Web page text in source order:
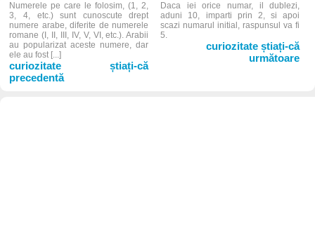
Numerele pe care le folosim, (1, 2,
3, 4, etc.) sunt cunoscute drept
numere arabe, diferite de numerele
romane (I, II, III, IV, V, VI, etc.). Arabii
au popularizat aceste numere, dar
ele au fost [...]
curiozitate știați-că
precedentă
Daca iei orice numar, il dublezi,
aduni 10, imparti prin 2, si apoi
scazi numarul initial, raspunsul va fi
5.
curiozitate știați-că
următoare